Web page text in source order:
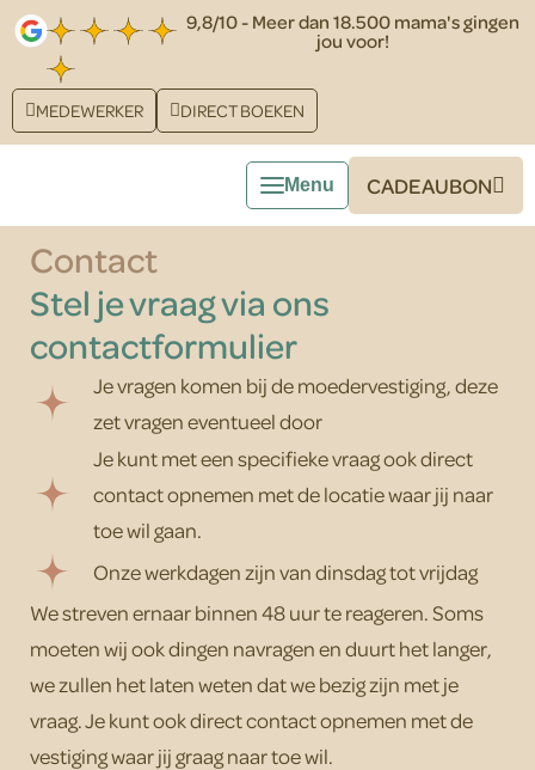
9,8/10 - Meer dan 18.500 mama's gingen
jou voor!
MEDEWERKER DIRECT BOEKEN
CADEAUBON
Contact
Stel je vraag via ons
contactformulier
Je vragen komen bij de moedervestiging, deze
zet vragen eventueel door
Je kunt met een specifieke vraag ook direct
contact opnemen met de locatie waar jij naar
toe wil gaan.
Onze werkdagen zijn van dinsdag tot vrijdag
We streven ernaar binnen 48 uur te reageren. Soms
moeten wij ook dingen navragen en duurt het langer,
we zullen het laten weten dat we bezig zijn met je
vraag. Je kunt ook direct contact opnemen met de
vestiging waar jij graag naar toe wil.